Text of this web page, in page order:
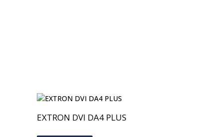
EXTRON DVI DA4 PLUS